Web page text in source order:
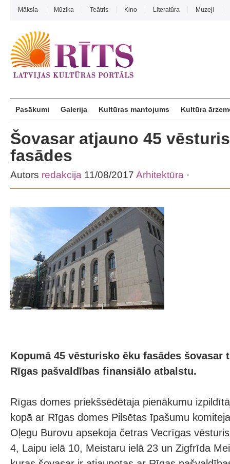
Māksla Mūzika Teātris Kino Literatūra Muzeji
Pasākumi Galerija Kultūras mantojums Kultūra
Šovasar atjauno 45
fasādes
Autors redakcija 11/08/2017 Arhitektūra ·
Kopumā 45 vēsturisko ēku fasādes šovasar
Rīgas pašvaldības finansiālo atbalstu.
Rīgas domes priekšsēdētaja pienākumu
kopā ar Rīgas domes Pilsētas īpašumu
Oļegu Burovu apsekoja četras Vecrīgas
4, Laipu ielā 10, Meistaru ielā 23 un Zigfrīda